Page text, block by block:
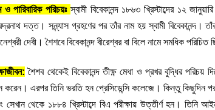
ও পারিবারিক পরিচয়ঃ স্বামী বিবেকানন্দ ১৮৬৩ খ্রিস্টাব্দের ১২
দত্ত। সন্ন্যাস গ্রহণের পর তাঁর নাম হয় স্বামী বিবেকানন্দ।
দেবী। শৈশবে বিবেকানন্দ বীরেশ্বর বা বিলে নামে সমধিক পরিচিত
শৈশব থেকেই বিবেকানন্দ তীক্ষ্ণ মেধা ও প্রখর বুদ্ধির পরিচয়
করেন। এরপর তিনি ভরতি হন প্রেসিডেন্সি কলেজে। কিন্তু কিছুদিন
সেখান থেকে ১৮৮৪ খ্রিস্টাব্দে বিএ পরীক্ষায় উত্তীর্ণ হন।